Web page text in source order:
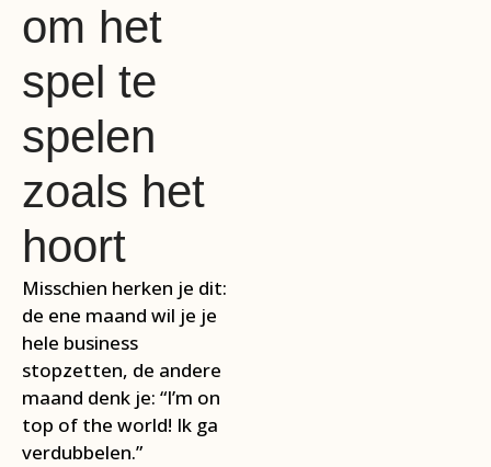
om het
spel te
spelen
zoals het
hoort
Misschien herken je dit:
de ene maand wil je je
hele business
stopzetten, de andere
maand denk je: “I’m on
top of the world! Ik ga
verdubbelen.”